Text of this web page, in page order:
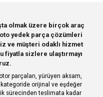
olmak üzere birçok araç
yedek parça çözümleri
ve müşteri odaklı hizmet
fiyatla sizlere ulaştırmayı
parçaları, yürüyen aksam,
orijinal ve eşdeğer
sürecinden teslimata kadar